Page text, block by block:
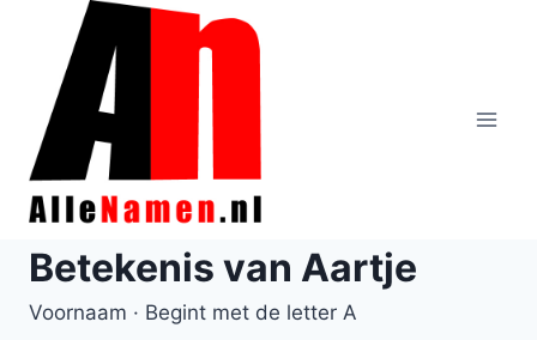
Doorgaan
inhoud
Betekenis van Aartje
Voornaam · Begint met de letter A